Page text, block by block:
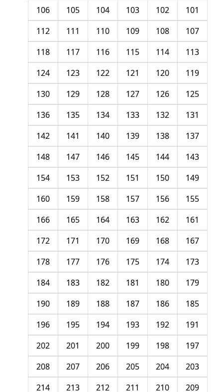
101
102
103
104
105
106
107
108
109
110
111
112
113
114
115
116
117
118
119
120
121
122
123
124
125
126
127
128
129
130
131
132
133
134
135
136
137
138
139
140
141
142
143
144
145
146
147
148
149
150
151
152
153
154
155
156
157
158
159
160
161
162
163
164
165
166
167
168
169
170
171
172
173
174
175
176
177
178
179
180
181
182
183
184
185
186
187
188
189
190
191
192
193
194
195
196
197
198
199
200
201
202
203
204
205
206
207
208
209
210
211
212
213
214